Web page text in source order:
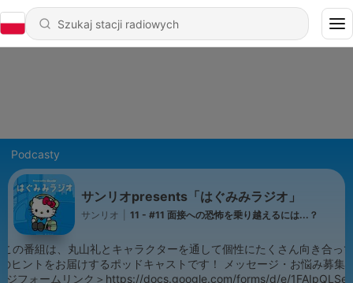
Podcasty
サンリオpresents「はぐみみラジオ」
サンリオ 11 - #11 面接への恐怖を乗り越えるには...？
ストです！ メッセージ・お悩み募集中！＜Instagramリンク＞